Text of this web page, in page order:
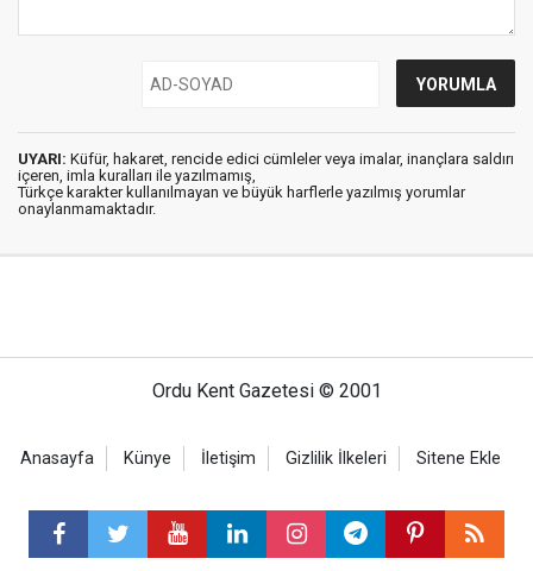
UYARI: Küfür, hakaret, rencide edici cümleler veya imalar, inançlara saldırı
içeren, imla kuralları ile yazılmamış,
Türkçe karakter kullanılmayan ve büyük harflerle yazılmış yorumlar
onaylanmamaktadır.
Ordu Kent Gazetesi © 2001
Anasayfa Künye İletişim Gizlilik İlkeleri Sitene Ekle